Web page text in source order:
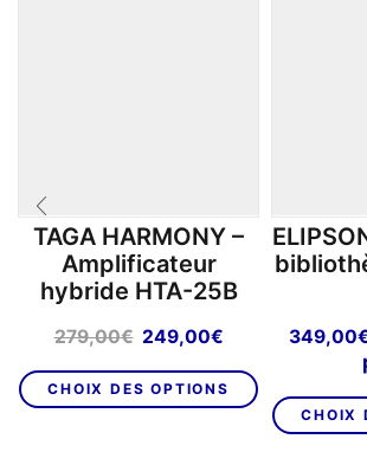
TAGA HARMONY –
Amplificateur
hybride HTA-25B
279,00€ Le
initial
était :
249,00€Le
actuel
est :
249,00€.
CHOIX DES OPTIONS
produit
349,00
CHOIX